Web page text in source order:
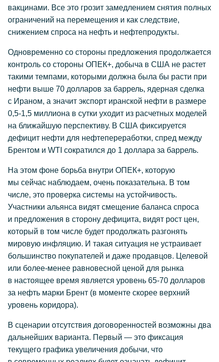
вакцинами. Все это грозит замедлением снятия полных
ограничений на перемещения и как следствие,
снижением спроса на нефть и нефтепродукты.
Одновременно со стороны предложения продолжается
контроль со стороны ОПЕК+, добыча в США не растет
такими темпами, которыми должна была бы расти при
нефти выше 70 долларов за баррель, ядерная сделка
с Ираном, а значит экспорт иранской нефти в размере
0,5-1,5 миллиона в сутки уходит из расчетных моделей
на ближайшую перспективу. В США фиксируется
дефицит нефти для нефтепереработки, спред между
Брентом и WTI сократился до 1 доллара за баррель.
На этом фоне борьба внутри ОПЕК+, которую
мы сейчас наблюдаем, очень показательна. В том
числе, это проверка системы на устойчивость.
Участники альянса видят смещение баланса спроса
и предложения в сторону дефицита, видят рост цен,
который в том числе будет продолжать разгонять
мировую инфляцию. И такая ситуация не устраивает
большинство покупателей и даже продавцов. Целевой
или более-менее равновесной ценой для рынка
в настоящее время является уровень 65-70 долларов
за нефть марки Брент (в моменте скорее верхний
уровень коридора).
В сценарии отсутствия договоренностей возможны два
дальнейших варианта. Первый — это фиксация
текущего графика увеличения добычи, что